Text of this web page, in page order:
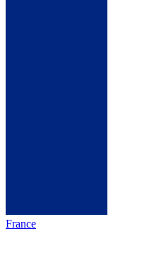
France